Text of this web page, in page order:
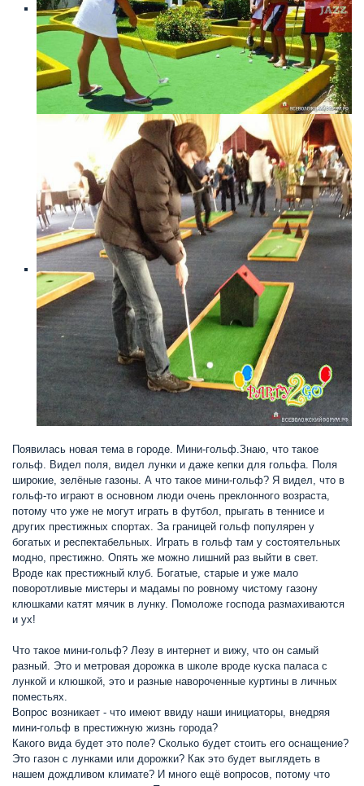
Появилась новая тема в городе. Мини-гольф.Знаю, что такое
гольф. Видел поля, видел лунки и даже кепки для гольфа. Поля
широкие, зелёные газоны. А что такое мини-гольф? Я видел, что в
гольф-то играют в основном люди очень преклонного возраста,
потому что уже не могут играть в футбол, прыгать в теннисе и
других престижных спортах. За границей гольф популярен у
богатых и респектабельных. Играть в гольф там у состоятельных
модно, престижно. Опять же можно лишний раз выйти в свет.
Вроде как престижный клуб. Богатые, старые и уже мало
поворотливые мистеры и мадамы по ровному чистому газону
клюшками катят мячик в лунку. Помоложе господа размахиваются
и ух!
Что такое мини-гольф? Лезу в интернет и вижу, что он самый
разный. Это и метровая дорожка в школе вроде куска паласа с
лункой и клюшкой, это и разные навороченные куртины в личных
поместьях.
Вопрос возникает - что имеют ввиду наши инициаторы, внедряя
мини-гольф в престижную жизнь города?
Какого вида будет это поле? Сколько будет стоить его оснащение?
Это газон с лунками или дорожки? Как это будет выглядеть в
нашем дождливом климате? И много ещё вопросов, потому что